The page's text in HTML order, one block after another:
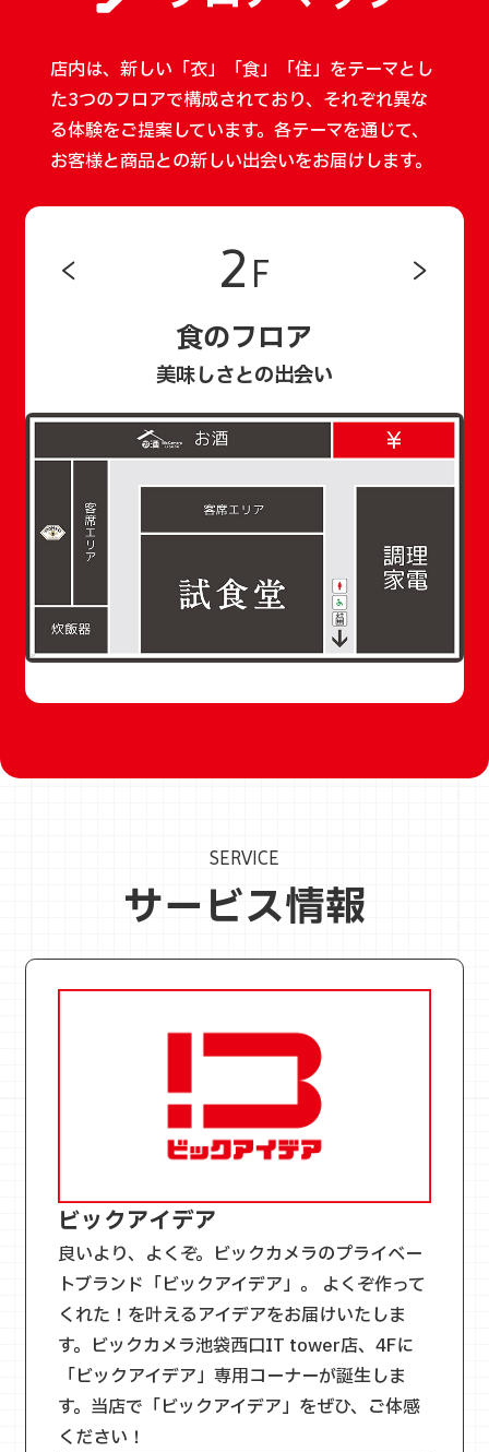
店内は、新しい「衣」「食」「住」をテーマとし
た3つのフロアで構成されており、 それぞれ異な
る体験をご提案しています。 各テーマを通じて、
お客様と商品との新しい出会いをお届けします。
2 F
食のフロア
美味しさとの出会い
SERVICE
サービス情報
ビックアイデア
良いより、よくぞ。ビックカメラのプライベー
トブランド「ビックアイデア」。 よくぞ作って
くれた！を叶えるアイデアをお届けいたしま
す。ビックカメラ池袋西口IT tower店、4Fに
「ビックアイデア」専用コーナーが誕生しま
す。当店で「ビックアイデア」をぜひ、ご体感
ください！